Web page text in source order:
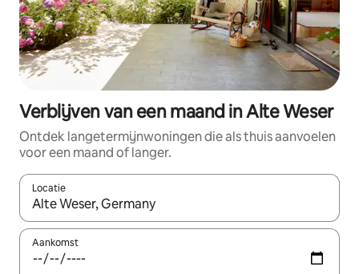
Verblijven van een maand in Alte Weser
Ontdek langetermijnwoningen die als thuis aanvoelen
voor een maand of langer.
Locatie
Wanneer er resultaten beschikbaar zijn, maak je een keuze
Aankomst